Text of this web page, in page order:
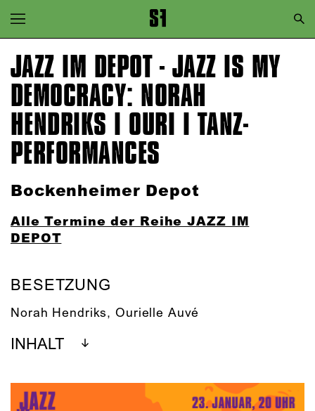
Zur Hauptnavigation springen
Zum Hauptinhalt springen
Zum Footer springen
JAZZ IM DEPOT - JAZZ IS MY
DEMOCRACY: NORAH
HENDRIKS I OURI I TANZ­
PERFORMANCES
Bockenheimer Depot
Alle Termine der Reihe JAZZ IM
DEPOT
BESETZUNG
Norah Hendriks,Ourielle Auvé
INHALT